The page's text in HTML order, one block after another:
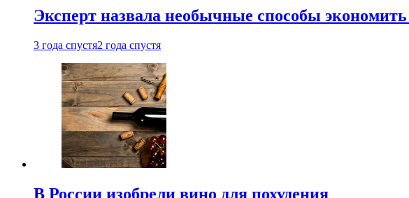
Эксперт назвала необычные способы экономить
3 года спустя2 года спустя
В России изобрели вино для похудения